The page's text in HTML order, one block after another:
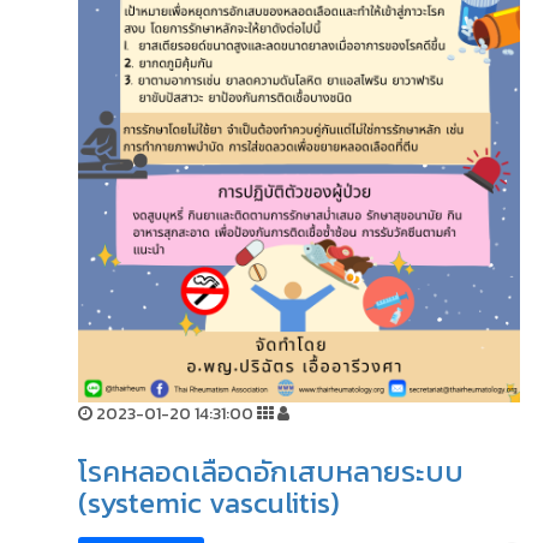
2023-01-20 14:31:00
โรคหลอดเลือดอักเสบหลายระบบ
(systemic vasculitis)